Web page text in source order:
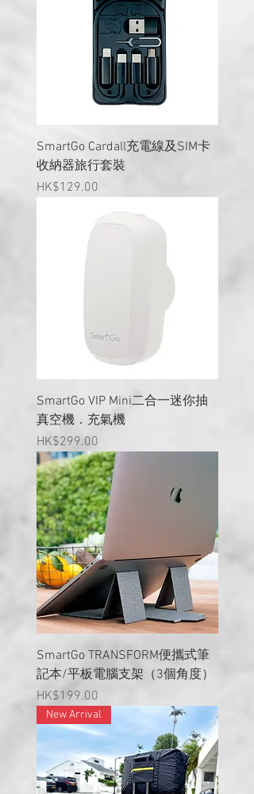
SmartGo Cardall充電線及SIM卡
收納器旅行套裝
價格
HK$129.00
SmartGo VIP Mini二合一迷你抽
真空機．充氣機
價格
HK$299.00
SmartGo TRANSFORM便攜式筆
記本/平板電腦支架（3個角度）
價格
HK$199.00
New Arrival